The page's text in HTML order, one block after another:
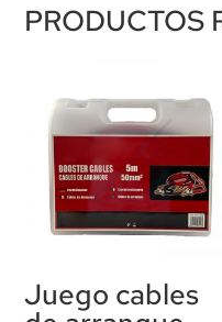
PRODUCTOS
Juego cables